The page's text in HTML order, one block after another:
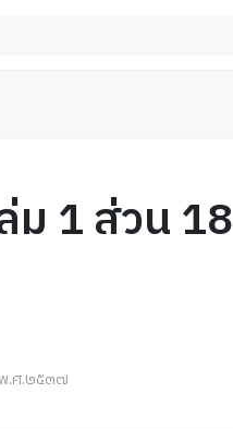
ม 1 ส่วน 18
.ศ.๒๕๓๗